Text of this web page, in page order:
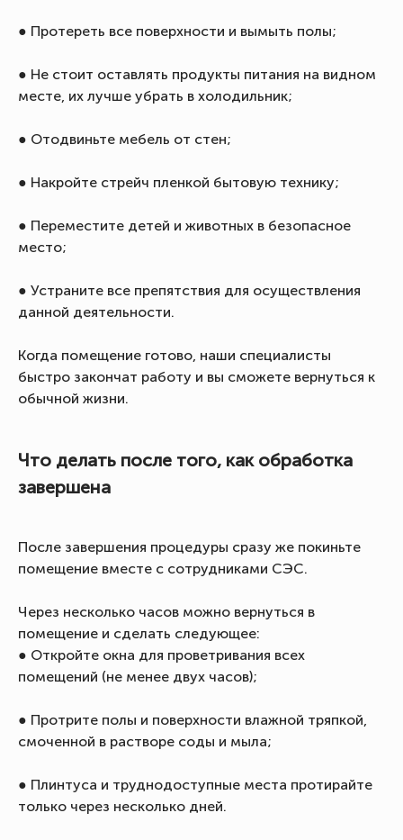
● Протереть все поверхности и вымыть полы;
● Не стоит оставлять продукты питания на видном
месте, их лучше убрать в холодильник;
● Отодвиньте мебель от стен;
● Накройте стрейч пленкой бытовую технику;
● Переместите детей и животных в безопасное
место;
● Устраните все препятствия для осуществления
данной деятельности.
Когда помещение готово, наши специалисты
быстро закончат работу и вы сможете вернуться к
обычной жизни.
Что делать после того, как обработка
завершена
После завершения процедуры сразу же покиньте
помещение вместе с сотрудниками СЭС.
Через несколько часов можно вернуться в
помещение и сделать следующее:
● Откройте окна для проветривания всех
помещений (не менее двух часов);
● Протрите полы и поверхности влажной тряпкой,
смоченной в растворе соды и мыла;
● Плинтуса и труднодоступные места протирайте
только через несколько дней.